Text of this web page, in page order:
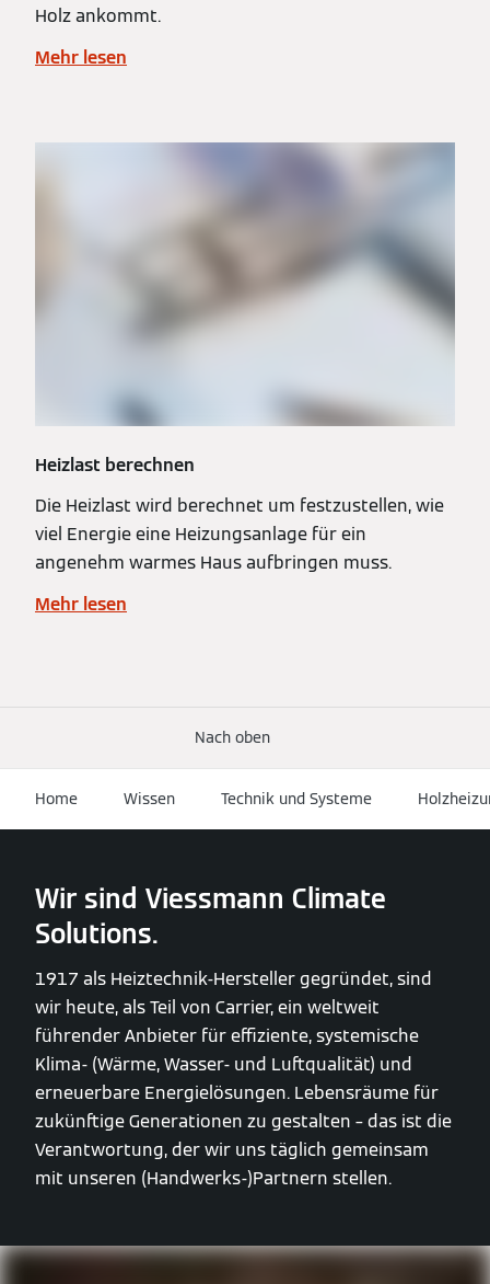
Holz ankommt.
Mehr lesen
Heizlast berechnen
Die Heizlast wird berechnet um festzustellen, wie
viel Energie eine Heizungsanlage für ein
angenehm warmes Haus aufbringen muss.
Mehr lesen
Nach oben
Home Wissen Technik und Systeme
Wir sind Viessmann Climate
Solutions.
1917 als Heiztechnik-Hersteller gegründet, sind
wir heute, als Teil von Carrier, ein weltweit
führender Anbieter für effiziente, systemische
Klima- (Wärme, Wasser- und Luftqualität) und
erneuerbare Energielösungen. Lebensräume für
zukünftige Generationen zu gestalten – das ist die
Verantwortung, der wir uns täglich gemeinsam
mit unseren (Handwerks-)Partnern stellen.